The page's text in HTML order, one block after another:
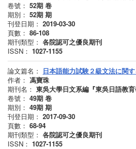
卷號： 52期 卷
期別： 52期 期
刊登日期： 2019-03-30
頁數： 86-108
期刊類型： 各院認可之優良期刊
ISSN： 1027-1155
論文篇名： 日本語能力試験２級文法に関
作者： 馮寶珠
期刊名： 東吳大學日文系編『東吳日語教育
卷號： 49期 卷
期別： 49期 期
刊登日期： 2017-09-30
頁數： 68-94
期刊類型： 各院認可之優良期刊
ISSN： 1027-1155